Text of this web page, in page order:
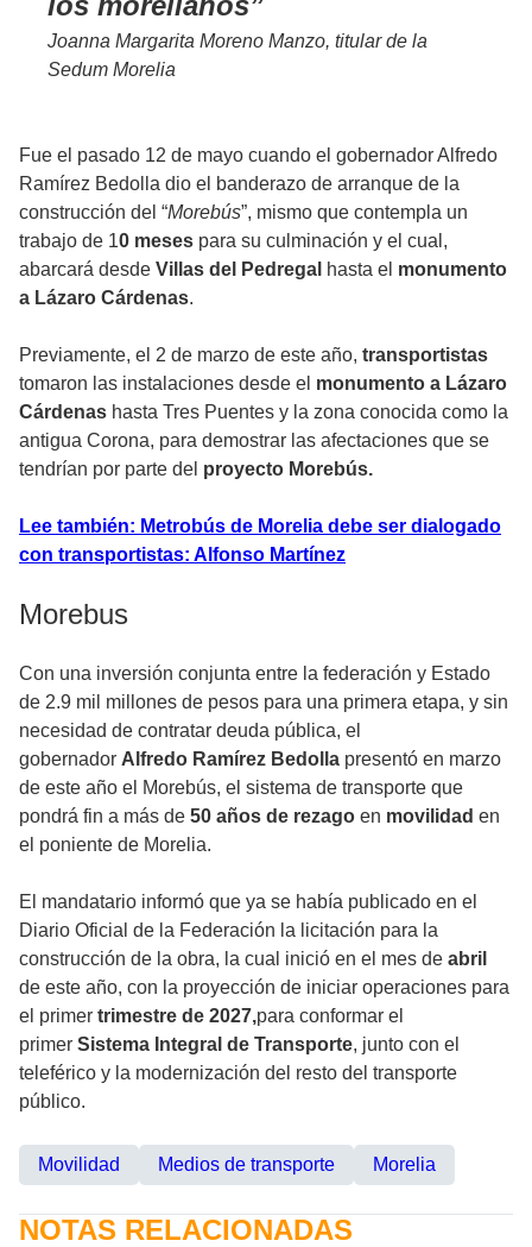
Joanna Margarita Moreno Manzo, titular de la
Sedum Morelia
Fue el pasado 12 de mayo cuando el gobernador Alfredo
Ramírez Bedolla dio el banderazo de arranque de la
construcción del “Morebús”, mismo que contempla un
trabajo de 10 meses para su culminación y el cual,
abarcará desde Villas del Pedregal hasta el monumento
a Lázaro Cárdenas.
Previamente, el 2 de marzo de este año, transportistas
tomaron las instalaciones desde el monumento a Lázaro
Cárdenas hasta Tres Puentes y la zona conocida como la
antigua Corona, para demostrar las afectaciones que se
tendrían por parte del proyecto Morebús.
Lee también: Metrobús de Morelia debe ser dialogado
con transportistas: Alfonso Martínez
Morebus
Con una inversión conjunta entre la federación y Estado
de 2.9 mil millones de pesos para una primera etapa, y sin
necesidad de contratar deuda pública, el
gobernador Alfredo Ramírez Bedolla presentó en marzo
de este año el Morebús, el sistema de transporte que
pondrá fin a más de 50 años de rezago en movilidad en
el poniente de Morelia.
El mandatario informó que ya se había publicado en el
Diario Oficial de la Federación la licitación para la
construcción de la obra, la cual inició en el mes de abril
de este año, con la proyección de iniciar operaciones para
el primer trimestre de 2027,para conformar el
primer Sistema Integral de Transporte, junto con el
teleférico y la modernización del resto del transporte
público.
Movilidad Medios de transporte Morelia
NOTAS RELACIONADAS